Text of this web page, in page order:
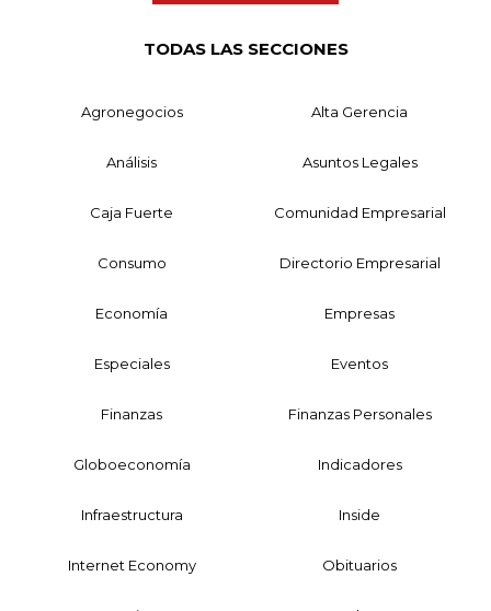
TODAS LAS SECCIONES
Agronegocios Alta Gerencia
Análisis Asuntos Legales
Caja Fuerte Comunidad Empresarial
Consumo Directorio Empresarial
Economía Empresas
Especiales Eventos
Finanzas Finanzas Personales
Globoeconomía Indicadores
Infraestructura Inside
Internet Economy Obituarios